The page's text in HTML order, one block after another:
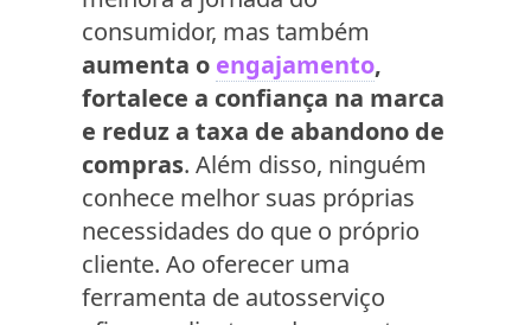
consumidor, mas também
aumenta o engajamento,
fortalece a confiança na marca
e reduz a taxa de abandono de
compras. Além disso, ninguém
conhece melhor suas próprias
necessidades do que o próprio
cliente. Ao oferecer uma
ferramenta de autosserviço